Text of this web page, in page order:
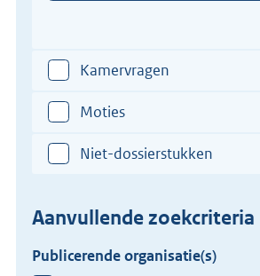
Kamervragen
Moties
Niet-dossierstukken
Aanvullende zoekcriteria
Publicerende organisatie(s)